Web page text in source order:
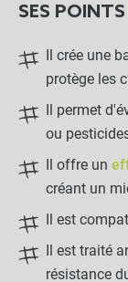
SES POINTS
Il crée une
protège les
Il permet
ou
Il offre un
créant un
Il est
Il est traité
résistance